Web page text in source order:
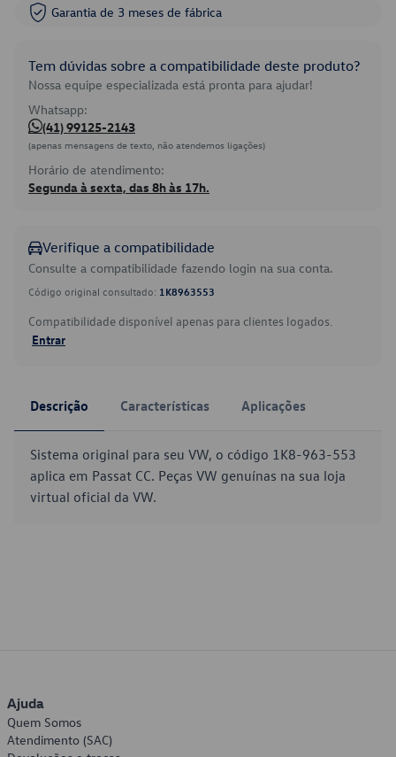
Garantia de 3 meses de fábrica
Tem dúvidas sobre a compatibilidade deste produto?
Nossa equipe especializada está pronta para ajudar!
Whatsapp:
(41) 99125-2143
(apenas mensagens de texto, não atendemos ligações)
Horário de atendimento:
Segunda à sexta, das 8h às 17h.
Verifique a compatibilidade
Consulte a compatibilidade fazendo login na sua conta.
Código original consultado: 1K8963553
Compatibilidade disponível apenas para clientes logados.
Entrar
Descrição Características Aplicações
Sistema original para seu VW, o código 1K8-963-553
aplica em Passat CC. Peças VW genuínas na sua loja
virtual oficial da VW.
Ajuda
Quem Somos
Atendimento (SAC)